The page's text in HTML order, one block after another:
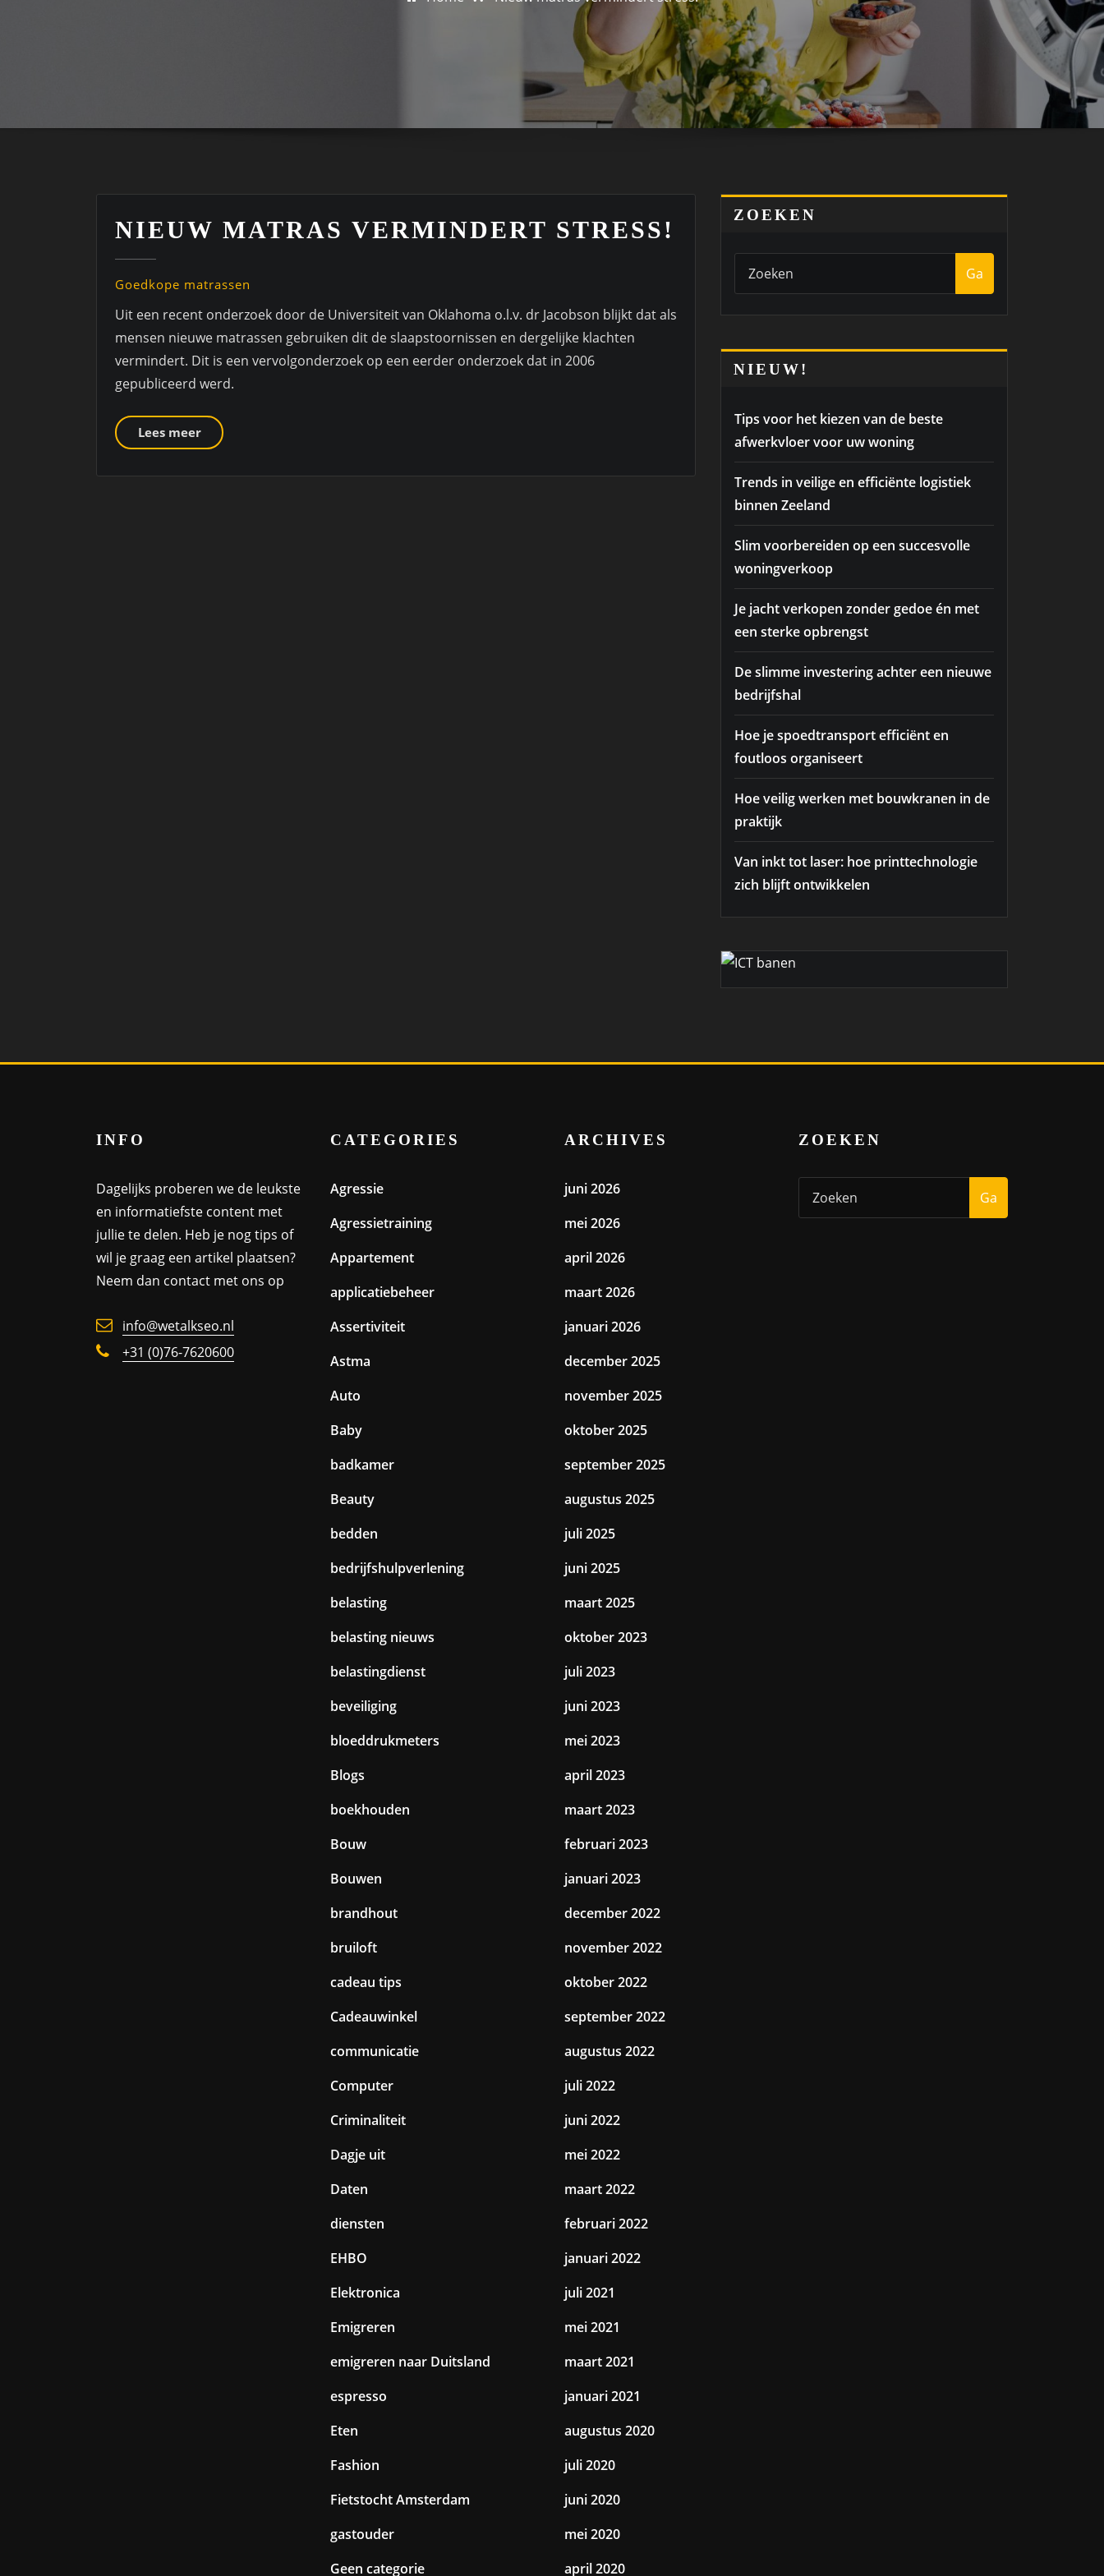
NIEUW MATRAS VERMINDERT STRESS!
Goedkope matrassen
Uit een recent onderzoek door de Universiteit van Oklahoma o.l.v. dr Jacobson blijkt dat als
mensen nieuwe matrassen gebruiken dit de slaapstoornissen en dergelijke klachten
vermindert. Dit is een vervolgonderzoek op een eerder onderzoek dat in 2006
gepubliceerd werd.
Lees meer
ZOEKEN
Ga
NIEUW!
Tips voor het kiezen van de beste
afwerkvloer voor uw woning
Trends in veilige en efficiënte logistiek
binnen Zeeland
Slim voorbereiden op een succesvolle
woningverkoop
Je jacht verkopen zonder gedoe én met
een sterke opbrengst
De slimme investering achter een nieuwe
bedrijfshal
Hoe je spoedtransport efficiënt en
foutloos organiseert
Hoe veilig werken met bouwkranen in de
praktijk
Van inkt tot laser: hoe printtechnologie
zich blijft ontwikkelen
INFO
Dagelijks proberen we de leukste
en informatiefste content met
jullie te delen. Heb je nog tips of
wil je graag een artikel plaatsen?
Neem dan contact met ons op
info@wetalkseo.nl
+31 (0)76-7620600
CATEGORIES
Agressie
Agressietraining
Appartement
applicatiebeheer
Assertiviteit
Astma
Auto
Baby
badkamer
Beauty
bedden
bedrijfshulpverlening
belasting
belasting nieuws
belastingdienst
beveiliging
bloeddrukmeters
Blogs
boekhouden
Bouw
Bouwen
brandhout
bruiloft
cadeau tips
Cadeauwinkel
communicatie
Computer
Criminaliteit
Dagje uit
Daten
diensten
EHBO
Elektronica
Emigreren
emigreren naar Duitsland
espresso
Eten
Fashion
Fietstocht Amsterdam
gastouder
Geen categorie
ARCHIVES
juni 2026
mei 2026
april 2026
maart 2026
januari 2026
december 2025
november 2025
oktober 2025
september 2025
augustus 2025
juli 2025
juni 2025
maart 2025
oktober 2023
juli 2023
juni 2023
mei 2023
april 2023
maart 2023
februari 2023
januari 2023
december 2022
november 2022
oktober 2022
september 2022
augustus 2022
juli 2022
juni 2022
mei 2022
maart 2022
februari 2022
januari 2022
juli 2021
mei 2021
maart 2021
januari 2021
augustus 2020
juli 2020
juni 2020
mei 2020
april 2020
ZOEKEN
Ga